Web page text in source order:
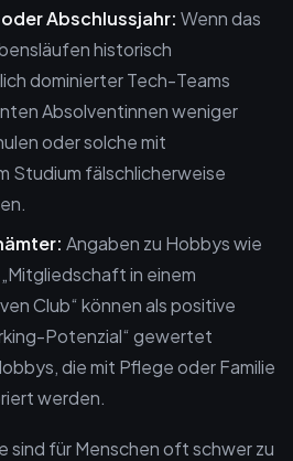
Abschlussjahr: Wenn das
historisch
dominierter Tech-Teams
Absolventinnen weniger
oder solche mit
Studium fälschlicherweise
Angaben zu Hobbys wie
in einem
Club“ können als positive
Potenzial“ gewertet
die mit Pflege oder Familie
werden.
sind für Menschen oft schwer zu